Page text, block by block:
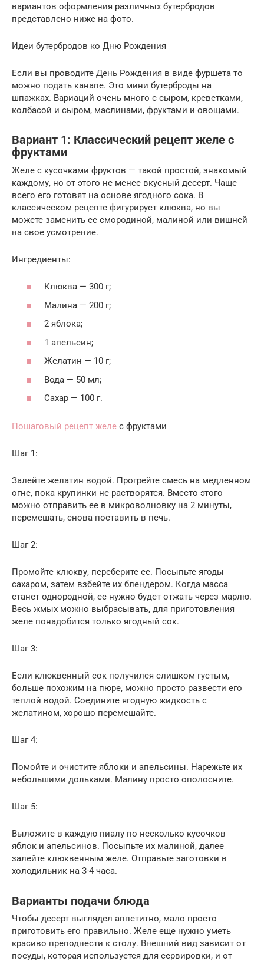
вариантов оформления различных бутербродов
представлено ниже на фото.
Идеи бутербродов ко Дню Рождения
Если вы проводите День Рождения в виде фуршета то
можно подать канапе. Это мини бутерброды на
шпажках. Вариаций очень много с сыром, креветками,
колбасой и сыром, маслинами, фруктами и овощами.
Вариант 1: Классический рецепт желе с
фруктами
Желе с кусочками фруктов — такой простой, знакомый
каждому, но от этого не менее вкусный десерт. Чаще
всего его готовят на основе ягодного сока. В
классическом рецепте фигурирует клюква, но вы
можете заменить ее смородиной, малиной или вишней
на свое усмотрение.
Ингредиенты:
Клюква — 300 г;
Малина — 200 г;
2 яблока;
1 апельсин;
Желатин — 10 г;
Вода — 50 мл;
Сахар — 100 г.
Пошаговый рецепт желе с фруктами
Шаг 1:
Залейте желатин водой. Прогрейте смесь на медленном
огне, пока крупинки не растворятся. Вместо этого
можно отправить ее в микроволновку на 2 минуты,
перемешать, снова поставить в печь.
Шаг 2:
Промойте клюкву, переберите ее. Посыпьте ягоды
сахаром, затем взбейте их блендером. Когда масса
станет однородной, ее нужно будет отжать через марлю.
Весь жмых можно выбрасывать, для приготовления
желе понадобится только ягодный сок.
Шаг 3:
Если клюквенный сок получился слишком густым,
больше похожим на пюре, можно просто развести его
теплой водой. Соедините ягодную жидкость с
желатином, хорошо перемешайте.
Шаг 4:
Помойте и очистите яблоки и апельсины. Нарежьте их
небольшими дольками. Малину просто ополосните.
Шаг 5:
Выложите в каждую пиалу по несколько кусочков
яблок и апельсинов. Посыпьте их малиной, далее
залейте клюквенным желе. Отправьте заготовки в
холодильник на 3-4 часа.
Варианты подачи блюда
Чтобы десерт выглядел аппетитно, мало просто
приготовить его правильно. Желе еще нужно уметь
красиво преподнести к столу. Внешний вид зависит от
посуды, которая используется для сервировки, и от